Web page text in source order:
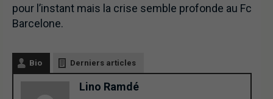
pour l’instant mais la crise semble profonde au Fc
Barcelone.
Bio Derniers articles
Lino Ramdé